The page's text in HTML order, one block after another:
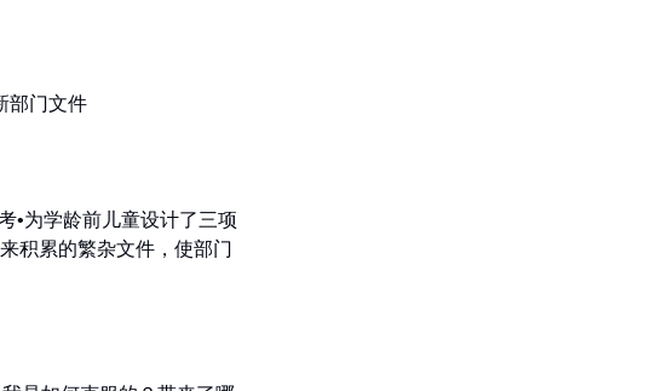
部门文件
•为学龄前儿童设计了三项
积累的繁杂文件，使部门